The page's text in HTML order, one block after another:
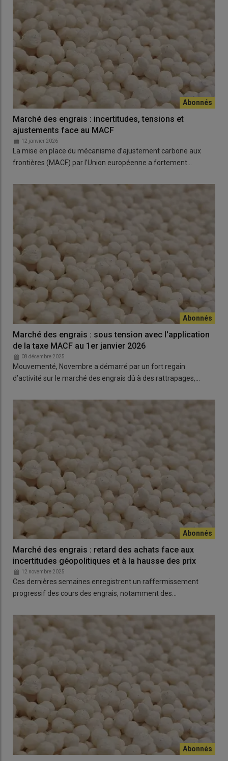
Marché des engrais : incertitudes, tensions et
ajustements face au MACF
12 janvier 2026
La mise en place du mécanisme d’ajustement carbone aux
frontières (MACF) par l’Union européenne a fortement…
Marché des engrais : sous tension avec l'application
de la taxe MACF au 1er janvier 2026
08 décembre 2025
Mouvementé, Novembre a démarré par un fort regain
d’activité sur le marché des engrais dû à des rattrapages,…
Marché des engrais : retard des achats face aux
incertitudes géopolitiques et à la hausse des prix
12 novembre 2025
Ces dernières semaines enregistrent un raffermissement
progressif des cours des engrais, notamment des…